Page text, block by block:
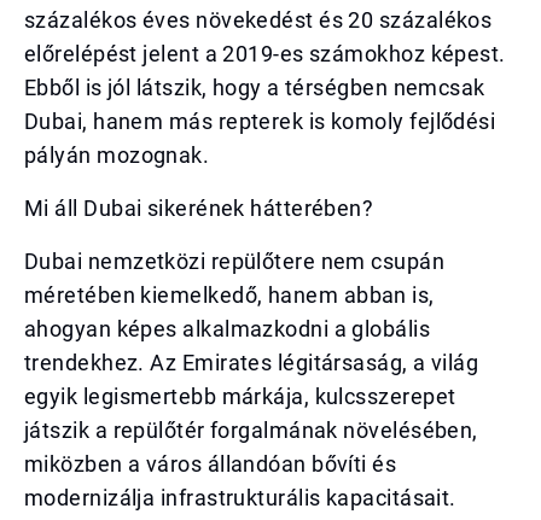
százalékos éves növekedést és 20 százalékos
előrelépést jelent a 2019-es számokhoz képest.
Ebből is jól látszik, hogy a térségben nemcsak
Dubai, hanem más repterek is komoly fejlődési
pályán mozognak.
Mi áll Dubai sikerének hátterében?
Dubai nemzetközi repülőtere nem csupán
méretében kiemelkedő, hanem abban is,
ahogyan képes alkalmazkodni a globális
trendekhez. Az Emirates légitársaság, a világ
egyik legismertebb márkája, kulcsszerepet
játszik a repülőtér forgalmának növelésében,
miközben a város állandóan bővíti és
modernizálja infrastrukturális kapacitásait.